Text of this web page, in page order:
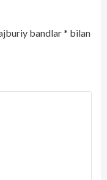
bandlar* bilan